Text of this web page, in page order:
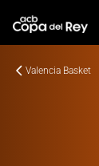
Valencia Basket